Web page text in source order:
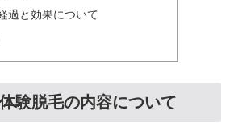
過と効果について
験脱毛の内容について